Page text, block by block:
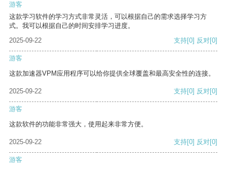
游客
这款学习软件的学习方式非常灵活，可以根据自己的需求选择学习方
式。我可以根据自己的时间安排学习进度。
2025-09-22
支持[0] 反对[0]
游客
这款加速器VPM应用程序可以给你提供全球覆盖和最高安全性的连接。
2025-09-22 支持[0] 反对[0]
游客
这款软件的功能非常强大，使用起来非常方便。
2025-09-22 支持[0] 反对[0]
游客